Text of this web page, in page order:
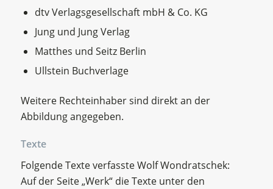
dtv Verlagsgesellschaft mbH & Co. KG
Jung und Jung Verlag
Matthes und Seitz Berlin
Ullstein Buchverlage
Weitere Rechteinhaber sind direkt an der
Abbildung angegeben.
Texte
Folgende Texte verfasste Wolf Wondratschek:
Auf der Seite „Werk“ die Texte unter den